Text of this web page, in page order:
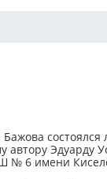
состоялся
Эдуарду
№ 6 имени